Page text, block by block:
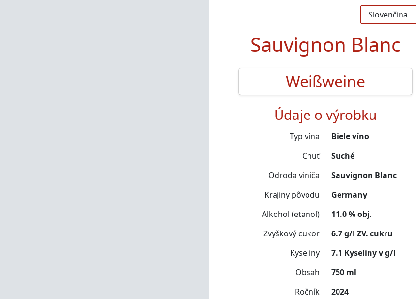
Sauvignon Blanc
Weißweine
Údaje o výrobku
Typ vína
Biele víno
Chuť
Suché
Odroda viniča
Sauvignon Blanc
Krajiny pôvodu
Germany
Alkohol (etanol)
11.0 % obj.
Zvyškový cukor
6.7 g/l ZV. cukru
Kyseliny
7.1 Kyseliny v g/l
Obsah
750 ml
Ročník
2024